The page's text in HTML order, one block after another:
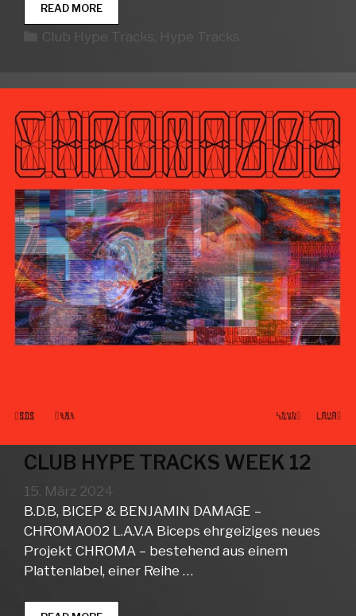
READ MORECLUB
HYPE
TRACKS
Kategorien
Club Hype Tracks, Hype Tracks
CLUB HYPE TRACKS WEEK 12
15. März 2024
B.D.B, BICEP & BENJAMIN DAMAGE –
CHROMA002 L.A.V.A Biceps ehrgeiziges neues
Projekt CHROMA – bestehend aus einem
Plattenlabel, einer Reihe …